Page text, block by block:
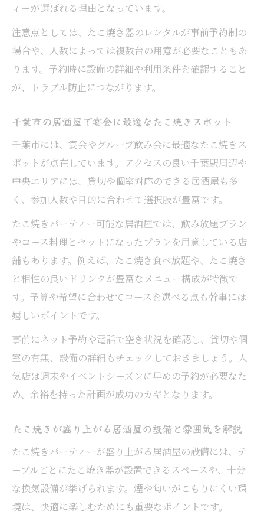
ィーが選ばれる理由となっています。
注意点としては、たこ焼き器のレンタルが事前予約制の
場合や、人数によっては複数台の用意が必要なこともあ
ります。予約時に設備の詳細や利用条件を確認すること
が、トラブル防止につながります。
千葉市の居酒屋で宴会に最適なたこ焼きスポット
千葉市には、宴会やグループ飲み会に最適なたこ焼きス
ポットが点在しています。アクセスの良い千葉駅周辺や
中央エリアには、貸切や個室対応のできる居酒屋も多
く、参加人数や目的に合わせて選択肢が豊富です。
たこ焼きパーティー可能な居酒屋では、飲み放題プラン
やコース料理とセットになったプランを用意している店
舗もあります。例えば、たこ焼き食べ放題や、たこ焼き
と相性の良いドリンクが豊富なメニュー構成が特徴で
す。予算や希望に合わせてコースを選べる点も幹事には
嬉しいポイントです。
事前にネット予約や電話で空き状況を確認し、貸切や個
室の有無、設備の詳細もチェックしておきましょう。人
気店は週末やイベントシーズンに早めの予約が必要なた
め、余裕を持った計画が成功のカギとなります。
たこ焼きが盛り上がる居酒屋の設備と雰囲気を解説
たこ焼きパーティーが盛り上がる居酒屋の設備には、テ
ーブルごとにたこ焼き器が設置できるスペースや、十分
な換気設備が挙げられます。煙や匂いがこもりにくい環
境は、快適に楽しむためにも重要なポイントです。